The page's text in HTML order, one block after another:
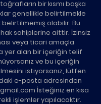
bir kısmı başka
genellikle belirtilmekle
olabilir. Bu
sahiplerine aittir. İzinsiz
veya ticari amaçla
yer alan bir içeriğin telif
ve bu içeriğin
istiyorsanız, lütfen
e-posta adresinden
İsteğiniz en kısa
işlemler yapılacaktır.